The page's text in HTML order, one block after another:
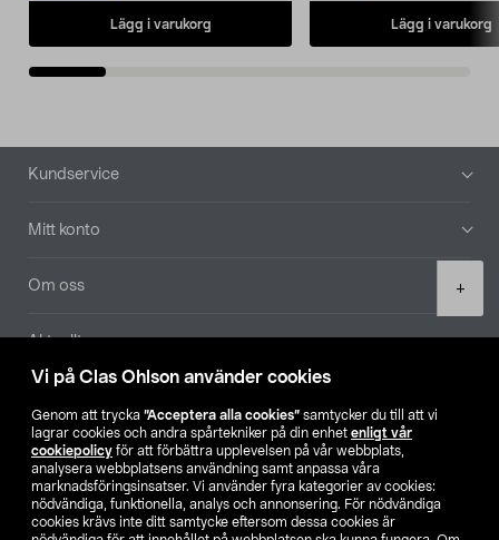
Vi på Clas Ohlson använder cookies
Genom att trycka ”Acceptera alla cookies” samtycker du till att vi
lagrar cookies och andra spårtekniker på din enhet enligt vår
cookiepolicy för att förbättra upplevelsen på vår webbplats,
analysera webbplatsens användning samt anpassa våra
marknadsföringsinsatser. Vi använder fyra kategorier av cookies:
nödvändiga, funktionella, analys och annonsering. För nödvändiga
cookies krävs inte ditt samtycke eftersom dessa cookies är
+
Lägg i varukorg Lägg i varukorg
Sidfot
Kundservice
Mitt konto
Om oss
Aktuellt
Hitta butik
SE NO FI